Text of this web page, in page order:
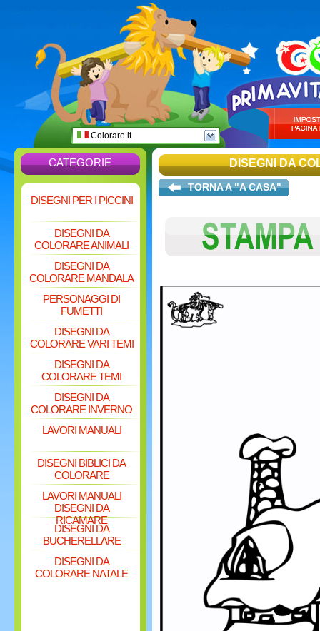
Colorare.it
CATEGORIE
DISEGNI PER I PICCINI
DISEGNI DA
COLORARE ANIMALI
DISEGNI DA
COLORARE MANDALA
PERSONAGGI DI
FUMETTI
DISEGNI DA
COLORARE VARI TEMI
DISEGNI DA
COLORARE TEMI
DISEGNI DA
COLORARE INVERNO
LAVORI MANUALI
DISEGNI BIBLICI DA
COLORARE
LAVORI MANUALI
DISEGNI DA
RICAMARE
DISEGNI DA
BUCHERELLARE
DISEGNI DA
COLORARE NATALE
DISEGNI DA
TORNA A "A CASA"